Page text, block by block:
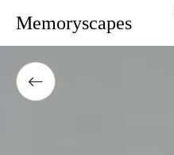
Memoryscapes